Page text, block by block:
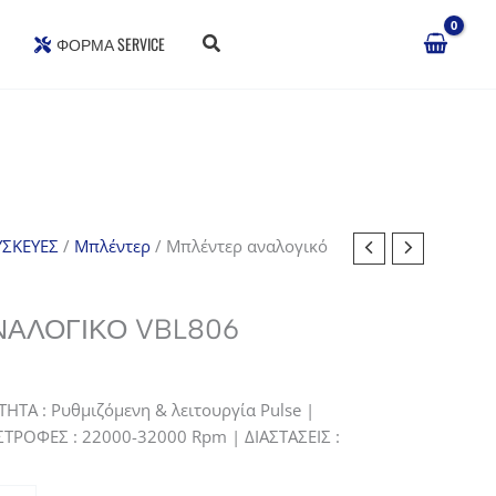
ΦΌΡΜΑ SERVICE
/ Μπλέντερ/ Μπλέντερ αναλογικό
VBL806
: Ρυθμιζόμενη & λειτουργία Pulse |
: 22000-32000 Rpm | ΔΙΑΣΤΑΣΕΙΣ :